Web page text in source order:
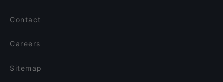
Contact
Careers
Sitemap